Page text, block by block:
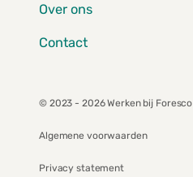
Over ons
Contact
© 2023 - 2026 Werken bij Foresco
Algemene voorwaarden
Privacy statement